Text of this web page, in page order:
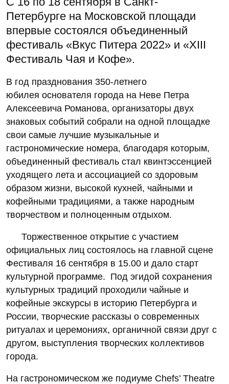
Петербурге на Московской площади
впервые состоялся объединенный
фестиваль «Вкус Питера 2022» и «XIII
Фестиваль Чая и Кофе».
В год празднования 350-летнего
юбилея основателя города на Неве Петра
Алексеевича Романова, организаторы двух
знаковых событий собрали на одной площадке
свои самые лучшие музыкальные и
гастрономические номера, благодаря которым,
объединенный фестиваль стал квинтэссенцией
уходящего лета и ассоциацией со здоровым
образом жизни, высокой кухней, чайными и
кофейными традициями, а также народным
творчеством и полноценным отдыхом.
Торжественное открытие с участием
официальных лиц состоялось на главной сцене
Фестиваля 16 сентября в 15.00 и дало старт
культурной программе. Под эгидой сохранения
культурных традиций проходили чайные и
кофейные экскурсы в историю Петербурга и
России, творческие рассказы о современных
ритуалах и церемониях, органичной связи друг с
другом, выступления творческих коллективов
города.
На гастрономическом же подиуме Chefs’ Theatre